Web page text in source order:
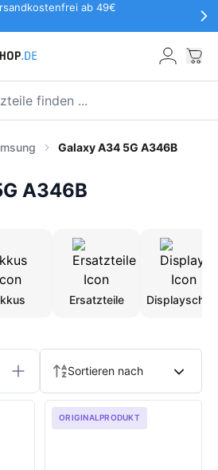
ab 49€
Galaxy A34 5G A346B
A346B
Ersatzteile
Sortieren nach
ORIGINALPRODUKT